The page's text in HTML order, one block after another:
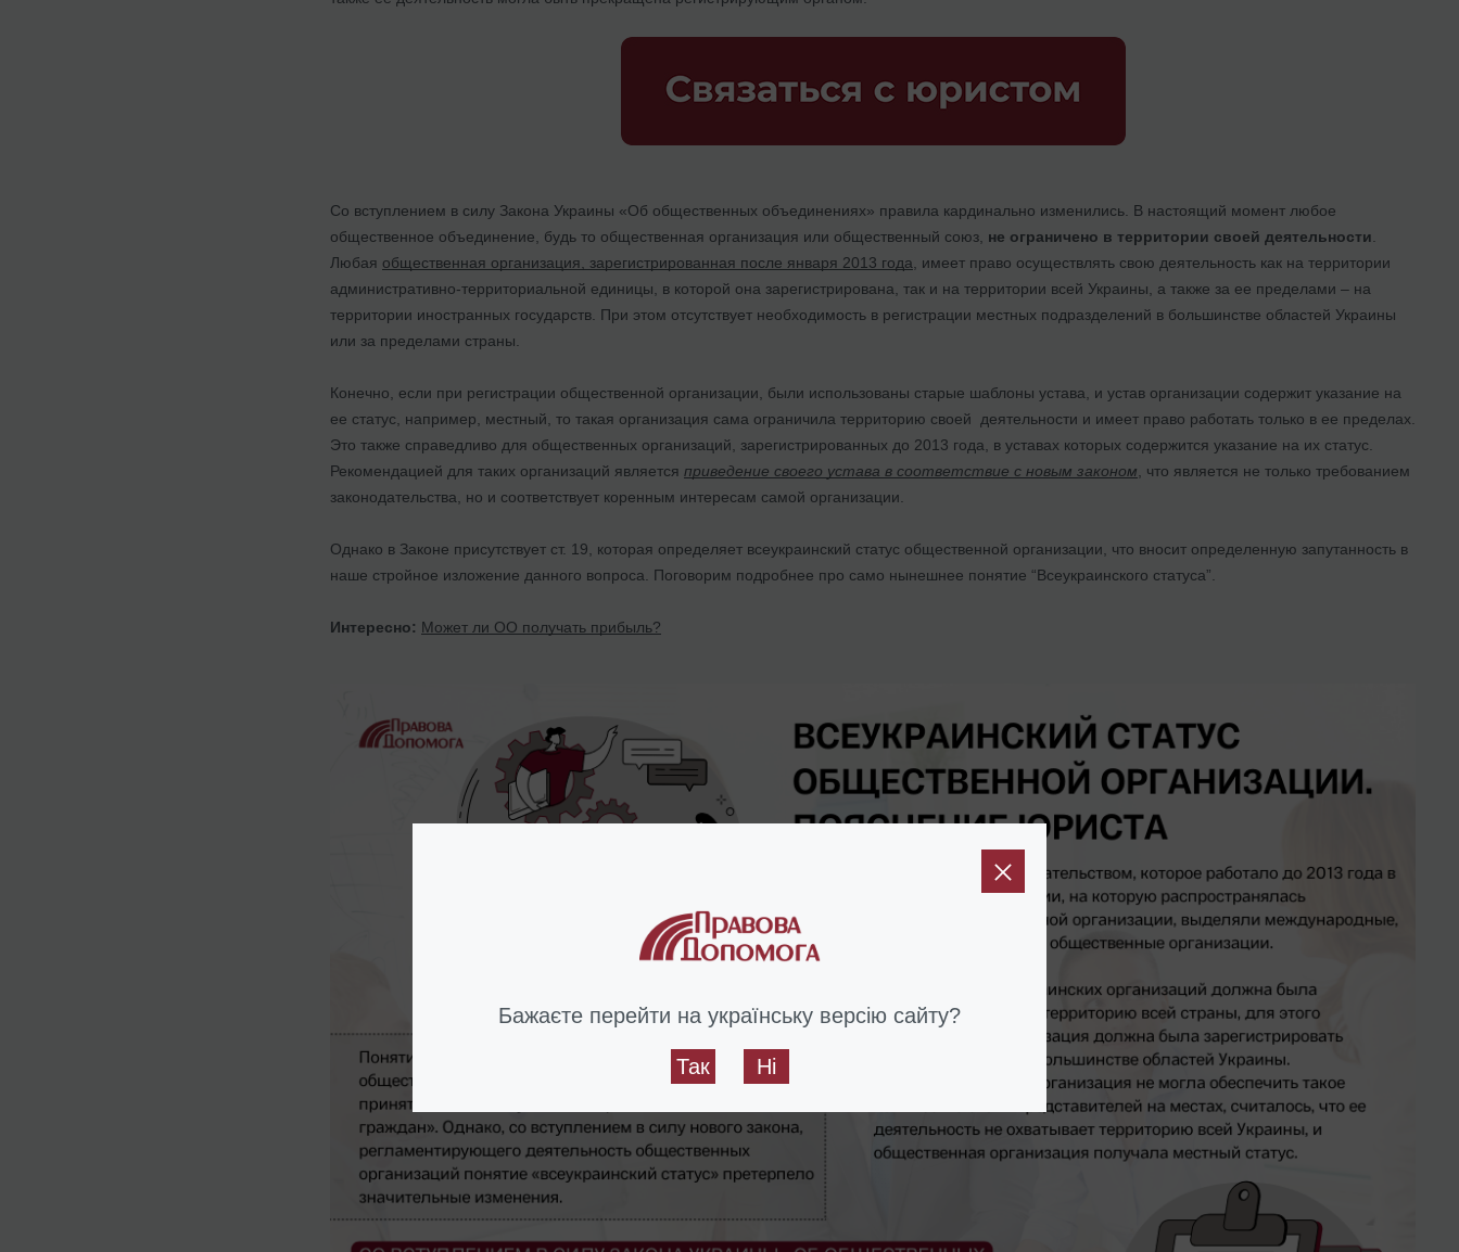
Со вступлением в силу Закона Украины «Об общественных объединениях» правила кардинально изменились. В настоящий момент любое
общественное объединение, будь то общественная организация или общественный союз, не ограничено в территории своей деятельности
Любая общественная организация, зарегистрированная после января 2013 года , имеет право осуществлять свою деятельность как на территории
административно-территориальной единицы, в которой она зарегистрирована, так и на территории всей Украины, а также за ее пределами – на
территории иностранных государств. При этом отсутствует необходимость в регистрации местных подразделений в большинстве областей Украины
или за пределами страны.
Конечно, если при регистрации общественной организации, были использованы старые шаблоны устава, и устав организации содержит указание на
ее статус, например, местный, то такая организация сама ограничила территорию своей деятельности и имеет право работать только в ее пределах.
Это также справедливо для общественных организаций, зарегистрированных до 2013 года, в уставах которых содержится указание на их статус.
Рекомендацией для таких организаций является приведение своего устава в соответствие с новым законом , что является не только требованием
законодательства, но и соответствует коренным интересам самой организации.
Однако в Законе присутствует ст. 19, которая определяет всеукраинский статус общественной организации, что вносит определенную запутанность в
наше стройное изложение данного вопроса. Поговорим подробнее про само нынешнее понятие “Всеукраинского статуса”.
Интересно: Может ли ОО получать прибыль?
Бажаєте перейти на українську версію сайту?
Так Ні